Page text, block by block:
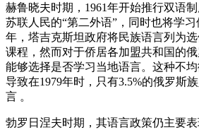
赫鲁晓夫时期，1961年开始推行双语
苏联人民的“第二外语”，同时也将学
年，塔吉克斯坦政府将民族语言列为
课程，然而对于侨居各加盟共和国的
能够选择是否学习当地语言。这种不
导致在1979年时，只有3.5%的俄罗斯
言 。
勃罗日涅夫时期，其语言政策仍主要